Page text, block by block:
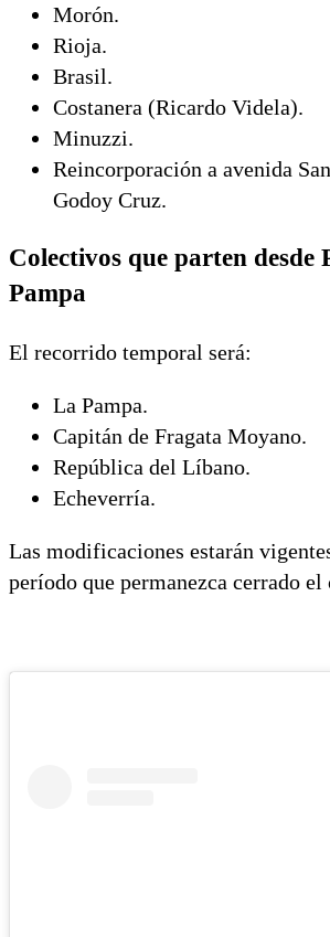
Morón.
Rioja.
Brasil.
Costanera (Ricardo Videla).
Minuzzi.
Reincorporación a avenida
Godoy Cruz.
Colectivos que parten desde
Pampa
El recorrido temporal será:
La Pampa.
Capitán de Fragata Moyano.
República del Líbano.
Echeverría.
Las modificaciones estarán
período que permanezca cerrado el